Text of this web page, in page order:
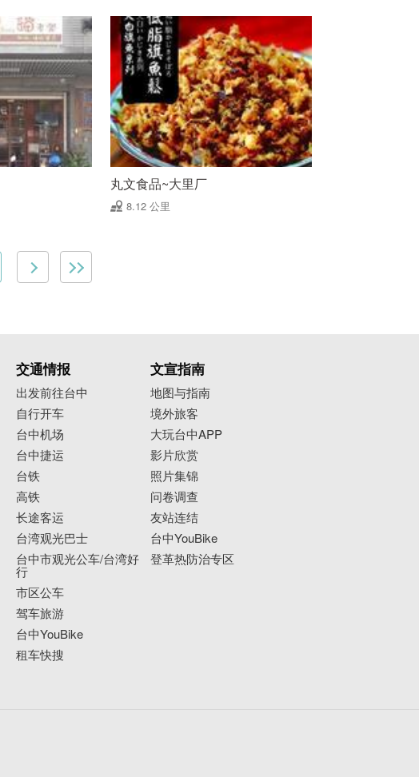
丸文食品~大里厂
8.12 公里
交通情报
出发前往台中
自行开车
台中机场
台中捷运
台铁
高铁
长途客运
台湾观光巴士
台中市观光公车/台湾好
行
市区公车
驾车旅游
台中YouBike
租车快搜
文宣指南
地图与指南
境外旅客
大玩台中APP
影片欣赏
照片集锦
问卷调查
友站连结
台中YouBike
登革热防治专区